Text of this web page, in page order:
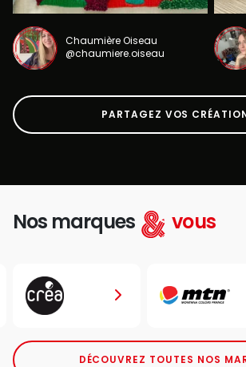
Chaumière Oiseau
@chaumiere.oiseau
PARTAGEZ VOS
Nos marques vous
DÉCOUVREZ TOUTES NOS